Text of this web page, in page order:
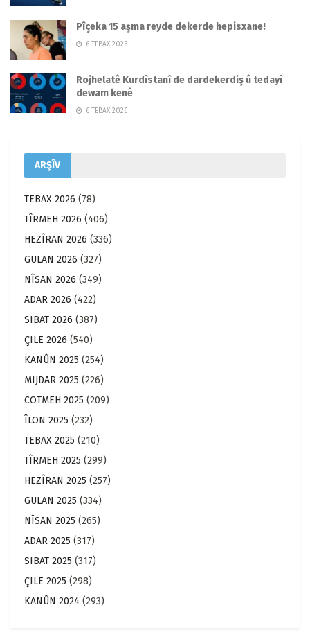
Pîçeka 15 aşma reyde dekerde hepisxane!
6 TEBAX 2026
Rojhelatê Kurdîstanî de dardekerdiş û tedayî
dewam kenê
6 TEBAX 2026
ARŞÎV
TEBAX 2026 (78)
TÎRMEH 2026 (406)
HEZÎRAN 2026 (336)
GULAN 2026 (327)
NÎSAN 2026 (349)
ADAR 2026 (422)
SIBAT 2026 (387)
ÇILE 2026 (540)
KANÛN 2025 (254)
MIJDAR 2025 (226)
COTMEH 2025 (209)
ÎLON 2025 (232)
TEBAX 2025 (210)
TÎRMEH 2025 (299)
HEZÎRAN 2025 (257)
GULAN 2025 (334)
NÎSAN 2025 (265)
ADAR 2025 (317)
SIBAT 2025 (317)
ÇILE 2025 (298)
KANÛN 2024 (293)